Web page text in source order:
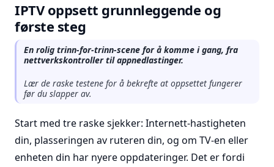
IPTV oppsett grunnleggende og
første steg
En rolig trinn-for-trinn-scene for å komme i gang, fra
nettverkskontroller til appnedlastinger.
Lær de raske testene for å bekrefte at oppsettet fungerer
før du slapper av.
Start med tre raske sjekker: Internett-hastigheten
din, plasseringen av ruteren din, og om TV-en eller
enheten din har nyere oppdateringer. Det er fordi